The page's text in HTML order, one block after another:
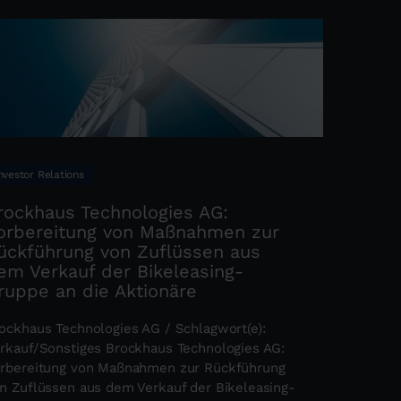
Relations
Technologies AG:
von Maßnahmen zur
von Zuflüssen aus
Verkauf der Bikeleasing-
an die Aktionäre
Technologies AG / Schlagwort(e):
Sonstiges Brockhaus Technologies AG:
von Maßnahmen zur Rückführung
Zuflüssen aus dem Verkauf der Bikeleasing-